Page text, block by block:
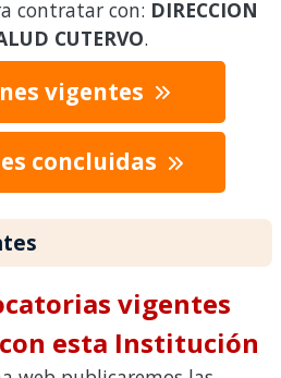
contratar con: DIRECCION
CUTERVO.
vigentes
concluidas
vigentes
esta Institución